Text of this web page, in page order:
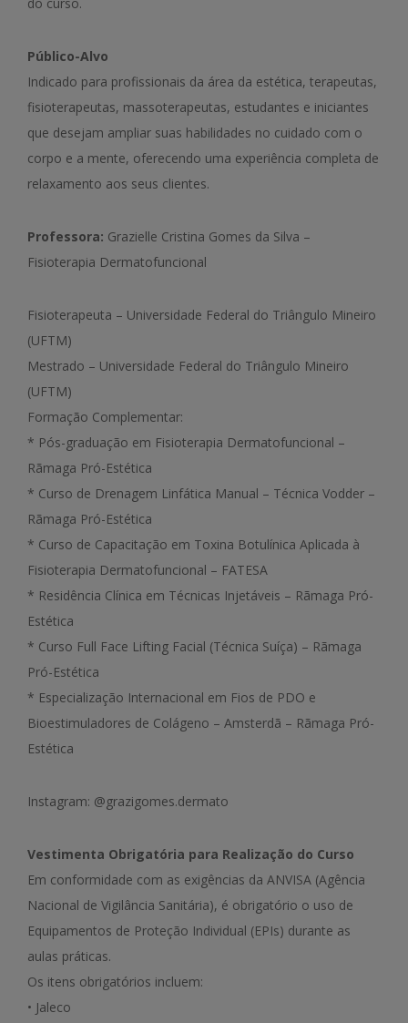
do curso.
Público-Alvo
Indicado para profissionais da área da estética, terapeutas,
fisioterapeutas, massoterapeutas, estudantes e iniciantes
que desejam ampliar suas habilidades no cuidado com o
corpo e a mente, oferecendo uma experiência completa de
relaxamento aos seus clientes.
Professora: Grazielle Cristina Gomes da Silva –
Fisioterapia Dermatofuncional
Fisioterapeuta – Universidade Federal do Triângulo Mineiro
(UFTM)
Mestrado – Universidade Federal do Triângulo Mineiro
(UFTM)
Formação Complementar:
* Pós-graduação em Fisioterapia Dermatofuncional –
Rãmaga Pró-Estética
* Curso de Drenagem Linfática Manual – Técnica Vodder –
Rãmaga Pró-Estética
* Curso de Capacitação em Toxina Botulínica Aplicada à
Fisioterapia Dermatofuncional – FATESA
* Residência Clínica em Técnicas Injetáveis – Rãmaga Pró-
Estética
* Curso Full Face Lifting Facial (Técnica Suíça) – Rãmaga
Pró-Estética
* Especialização Internacional em Fios de PDO e
Bioestimuladores de Colágeno – Amsterdã – Rãmaga Pró-
Estética
Instagram: @grazigomes.dermato
Vestimenta Obrigatória para Realização do Curso
Em conformidade com as exigências da ANVISA (Agência
Nacional de Vigilância Sanitária), é obrigatório o uso de
Equipamentos de Proteção Individual (EPIs) durante as
aulas práticas.
Os itens obrigatórios incluem:
• Jaleco